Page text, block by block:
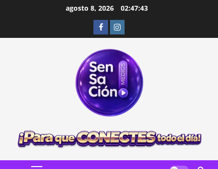
agosto 8, 2026 02:47:45
FacebookInstagram